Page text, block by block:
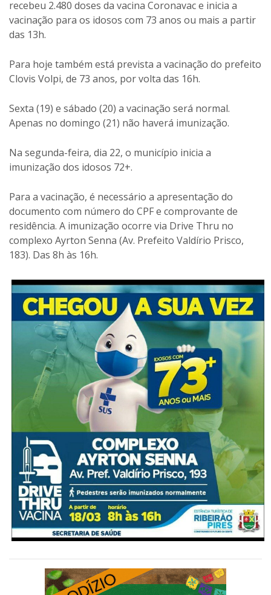
recebeu 2.480 doses da vacina Coronavac e inicia a
vacinação para os idosos com 73 anos ou mais a partir
das 13h.
Para hoje também está prevista a vacinação do prefeito
Clovis Volpi, de 73 anos, por volta das 16h.
Sexta (19) e sábado (20) a vacinação será normal.
Apenas no domingo (21) não haverá imunização.
Na segunda-feira, dia 22, o município inicia a
imunização dos idosos 72+.
Para a vacinação, é necessário a apresentação do
documento com número do CPF e comprovante de
residência. A imunização ocorre via Drive Thru no
complexo Ayrton Senna (Av. Prefeito Valdírio Prisco,
183). Das 8h às 16h.